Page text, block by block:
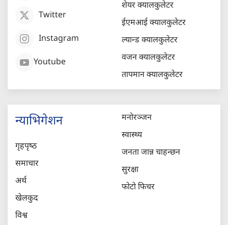
Twitter
Instagram
Youtube
शेयर क्यालकुलेटर
ईएमआई क्यालकुलेटर
ल्यान्ड क्यालकुलेटर
वजन क्यालकुलेटर
तापमान क्यालकुलेटर
न्याभिगेशन
गृहपृष्‍ठ
समाचार
अर्थ
खेलकुद
विश्व
मनोरञ्जन
स्वास्थ्य
जनता जान्न चाहन्छन
सुरक्षा
फोटो फिचर